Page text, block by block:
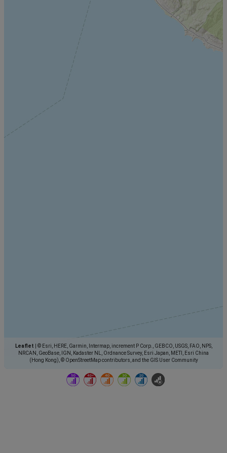
Leaflet
© Esri, HERE, Garmin, Intermap, increment P Corp., GEBCO, USGS, FAO, NPS,
NRCAN, GeoBase, IGN, Kadaster NL, Ordnance Survey, Esri Japan, METI, Esri China
(Hong Kong), © OpenStreetMap contributors, and the GIS User Community